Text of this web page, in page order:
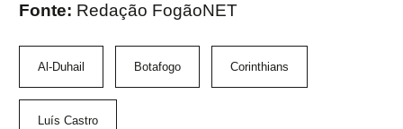
Fonte: Redação FogãoNET
Al-Duhail Botafogo Corinthians
Luís Castro